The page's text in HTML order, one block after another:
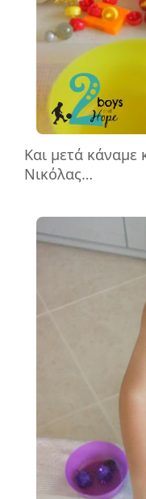
Και μετά κάναμε
Νικόλας…